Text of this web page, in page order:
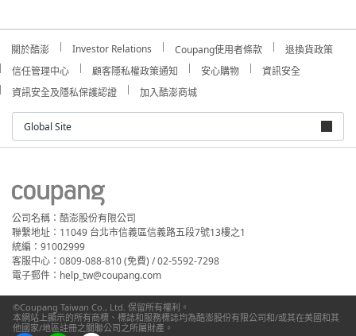
關於酷澎 Investor Relations Coupang使用者條款
退換貨政策
信任管理中心
顧客隱私權政策通知 安心購物
資訊安全
資訊安全及隱私保護認證
加入酷澎商城
Global Site
公司名稱：酷澎股份有限公司
聯繫地址：11049 台北市信義區信義路五段7號13樓之1
統編：91002999
客服中心：0809-088-810 (免費) / 02-5592-7298
電子郵件：help_tw@coupang.com
©Coupang Taiwan Co., Ltd. 保留所有權利。
本網站上顯示的所有商標、標誌和服務標誌均為酷澎股份有限公司和/或其在美國和其
他國家/地區註冊之關聯公司之所屬財產。